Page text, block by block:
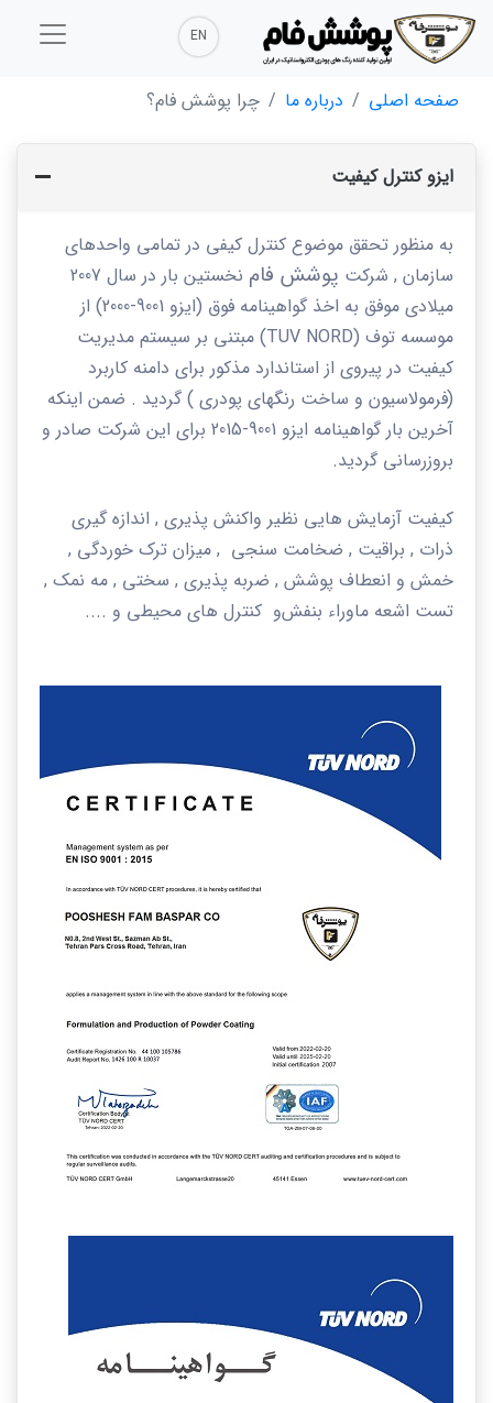
EN
صفحه اصلی درباره ما چرا پوشش فام؟
ایزو کنترل کیفیت
به منظور تحقق موضوع کنترل کیفی در تمامی واحدهای
سازمان , شرکت پوشش فام
نخستین بار در سال 2007
میلادی موفق به اخذ گواهینامه فوق (ایزو 9001-2000) از
موسسه توف (TUV NORD)
مبتنی بر سیستم مدیریت
کیفیت در پیروی از استاندارد مذکور برای دامنه کاربرد
(فرمولاسیون و ساخت رنگهای پودری ) گردید . ضمن اینکه
آخرین بار گواهینامه ایزو 9001-2015 برای این شرکت صادر و
بروزرسانی گردید.
کیفیت آزمایش هایی نظیر واکنش پذیری , اندازه گیری
ذرات , براقیت , ضخامت سنجی , میزان ترک خوردگی ,
خمش و انعطاف پوشش , ضربه پذیری , سختی , مه نمک ,
تست اشعه ماوراء بنفشو کنترل های محیطی و ....